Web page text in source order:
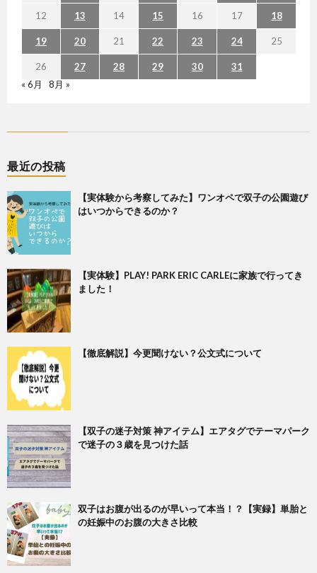
12 13 14 15 16 17 18
19 20 21 22 23 24 25
26 27 28 29 30
31
« 6月
8月 »
最近の投稿
【実体験から考察してみた】ワンオペで双子の公園遊び
はいつからできるのか？
【実体験】PLAY! PARK ERIC CARLEに家族で行ってき
ました！
【徹底解説】今更聞けない？公文式について
【双子の迷子対策 神アイテム】エアタグでテーマパーク
で迷子の３歳を見つけた話
双子はお腹が出るのが早いって本当！？【実録】単胎と
の妊娠中のお腹の大きさ比較